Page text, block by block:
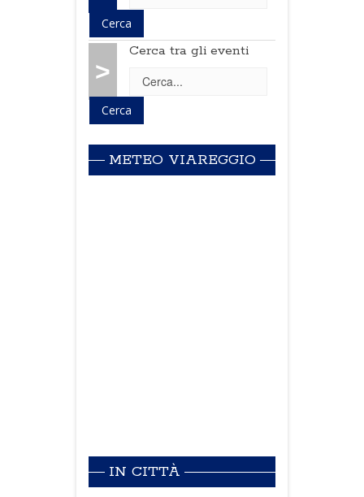
>
Cerca tra gli eventi
METEO VIAREGGIO
IN CITTÀ